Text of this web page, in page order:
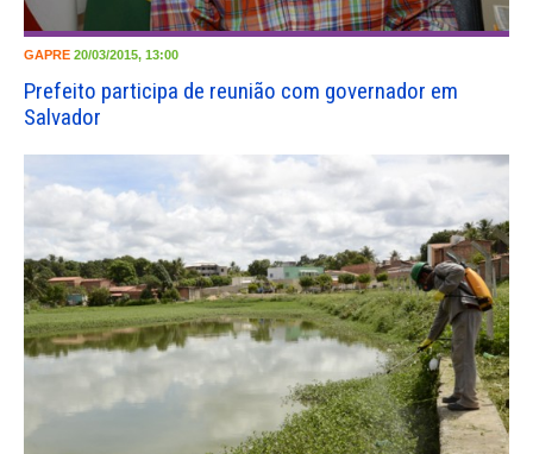
GAPRE 20/03/2015, 13:00
Prefeito participa de reunião com governador em
Salvador